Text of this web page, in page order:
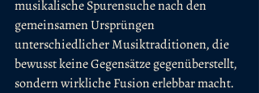
musikalische Spurensuche nach den
gemeinsamen Ursprüngen
unterschiedlicher Musiktraditionen, die
bewusst keine Gegensätze gegenüberstellt,
sondern wirkliche Fusion erlebbar macht.